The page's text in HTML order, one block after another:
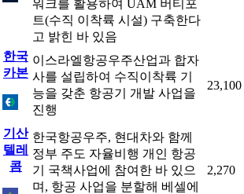
워크를 활용하여 UAM 버티포
트(수직 이착륙 시설) 구축한다
고 밝힌 바 있음
한국
카본
이스라엘항공우주산업과 합자
사를 설립하여 수직이착륙 기
능을 갖춘 항공기 개발 사업을
진행
23,100
기산
텔레
콤
한국항공우주, 현대차와 함께
정부 주도 자율비행 개인 항공
기 국책사업에 참여한 바 있으
며, 항공 사업을 분할해 베셀에
2,270